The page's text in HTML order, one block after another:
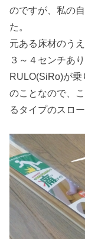
のですが、私の
た。
元ある床材のう
３～４センチあり
RULO(SiRo)が
のことなので、
るタイプのスロ